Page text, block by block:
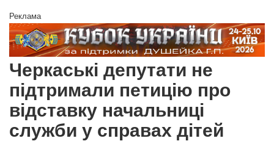
Реклама
Черкаські депутати не
підтримали петицію про
відставку начальниці
служби у справах дітей